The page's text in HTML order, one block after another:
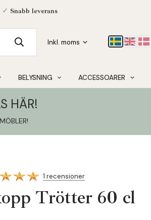
✓ Snabb leverans
BELYSNING ACCESSOARER
HÄR!
!
1 recensioner
Trötter 60 cl